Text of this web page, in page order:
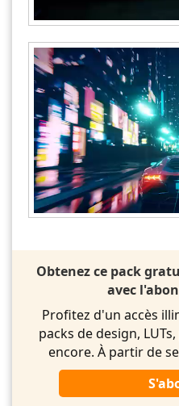
Obtenez ce pack
avec
Profitez d'un accès
packs de design,
encore. À partir de